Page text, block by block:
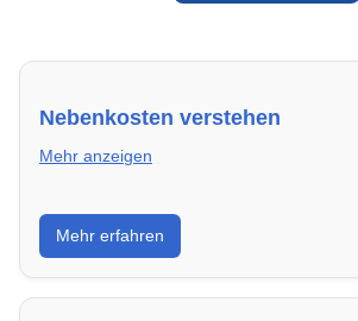
Nebenkosten verstehen
Mehr anzeigen
Erfahre, welche Nebenkosten
wie du deine monatliche Belastung
kannst.
Mehr erfahren